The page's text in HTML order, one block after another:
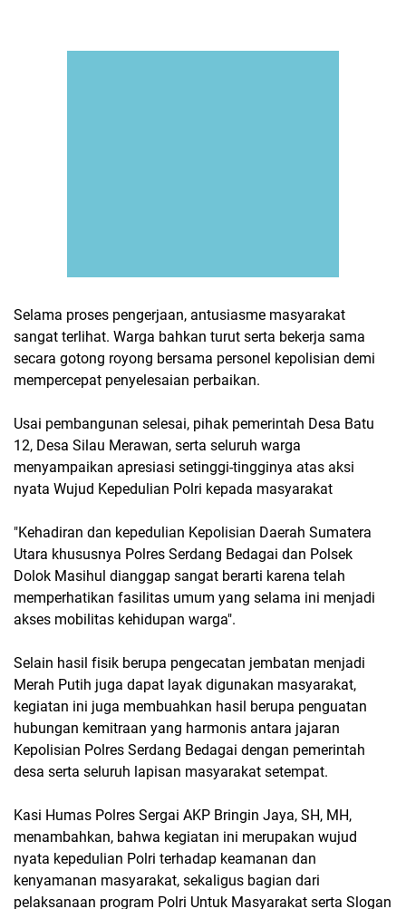
Selama proses pengerjaan, antusiasme masyarakat
sangat terlihat. Warga bahkan turut serta bekerja sama
secara gotong royong bersama personel kepolisian demi
mempercepat penyelesaian perbaikan.
Usai pembangunan selesai, pihak pemerintah Desa Batu
12, Desa Silau Merawan, serta seluruh warga
menyampaikan apresiasi setinggi-tingginya atas aksi
nyata Wujud Kepedulian Polri kepada masyarakat
"Kehadiran dan kepedulian Kepolisian Daerah Sumatera
Utara khususnya Polres Serdang Bedagai dan Polsek
Dolok Masihul dianggap sangat berarti karena telah
memperhatikan fasilitas umum yang selama ini menjadi
akses mobilitas kehidupan warga".
Selain hasil fisik berupa pengecatan jembatan menjadi
Merah Putih juga dapat layak digunakan masyarakat,
kegiatan ini juga membuahkan hasil berupa penguatan
hubungan kemitraan yang harmonis antara jajaran
Kepolisian Polres Serdang Bedagai dengan pemerintah
desa serta seluruh lapisan masyarakat setempat.
Kasi Humas Polres Sergai AKP Bringin Jaya, SH, MH,
menambahkan, bahwa kegiatan ini merupakan wujud
nyata kepedulian Polri terhadap keamanan dan
kenyamanan masyarakat, sekaligus bagian dari
pelaksanaan program Polri Untuk Masyarakat serta Slogan